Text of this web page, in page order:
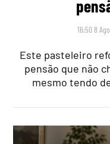
16:50 8
Este pasteleiro
pensão que não
mesmo tendo